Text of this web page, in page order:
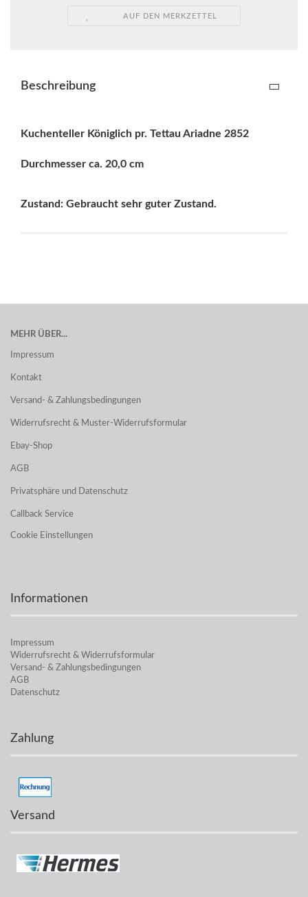
AUF DEN MERKZETTEL
Beschreibung
Kuchenteller Königlich pr. Tettau Ariadne 2852
Durchmesser ca. 20,0 cm
Zustand: Gebraucht sehr guter Zustand.
MEHR ÜBER...
Impressum
Kontakt
Versand- & Zahlungsbedingungen
Widerrufsrecht & Muster-Widerrufsformular
Ebay-Shop
AGB
Privatsphäre und Datenschutz
Callback Service
Cookie Einstellungen
Informationen
Impressum
Widerrufsrecht & Widerrufsformular
Versand- & Zahlungsbedingungen
AGB
Datenschutz
Zahlung
Versand